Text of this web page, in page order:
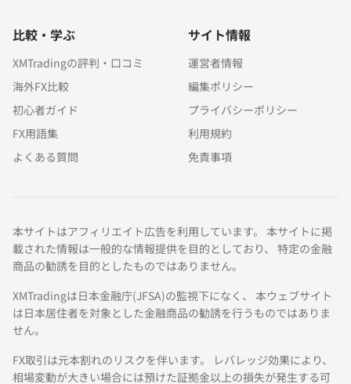
比較・学ぶ
XMTradingの評判・口コミ
海外FX比較
初心者ガイド
FX用語集
よくある質問
サイト情報
運営者情報
編集ポリシー
プライバシーポリシー
利用規約
免責事項
本サイトはアフィリエイト広告を利用しています。 本サイトに掲
載された情報は一般的な情報提供を目的としており、 特定の金融
商品の勧誘を目的としたものではありません。
XMTradingは日本金融庁(JFSA)の監視下になく、 本ウェブサイト
は日本居住者を対象とした金融商品の勧誘を行うものではありま
せん。
FX取引は元本割れのリスクを伴います。 レバレッジ効果により、
相場変動が大きい場合には預けた証拠金以上の損失が発生する可